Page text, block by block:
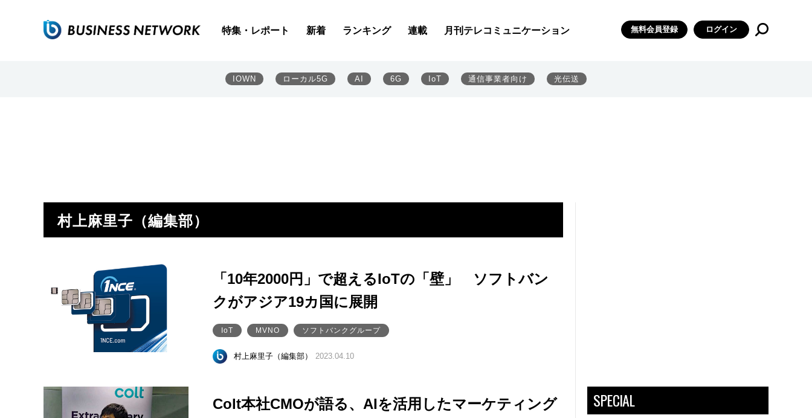
特集・レポート 新着 ランキング 連載 月刊テレコミュニケーション 無料会員登録 ログイン
IOWN ローカル5G AI 6G IoT 通信事業者向け 光伝送
村上麻里子（編集部）
「10年2000円」で超えるIoTの「壁」 ソフトバン
クがアジア19カ国に展開
IoT MVNO ソフトバンクグループ
村上麻里子（編集部） 2023.04.10
Colt本社CMOが語る、AIを活用したマーケティング
SPECIAL